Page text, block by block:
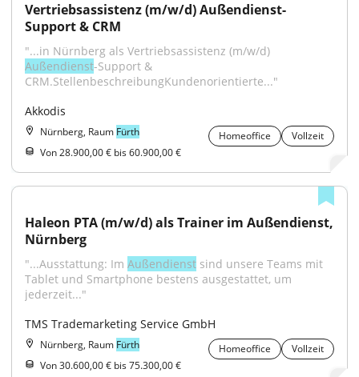
Vertriebsassistenz (m/w/d) Außendienst-
Support & CRM
Außendienst-Support &
CRM.StellenbeschreibungKundenorientierte..."
Akkodis
Nürnberg, Raum Fürth Homeoffice
Vollzeit
Von 28.900,00 € bis 60.900,00 €
Haleon PTA (m/w/d) als Trainer im Außendienst,
Nürnberg
"...Ausstattung: Im Außendienst sind unsere Teams mit
Tablet und Smartphone bestens ausgestattet, um
jederzeit..."
TMS Trademarketing Service GmbH
Nürnberg, Raum Fürth Homeoffice
Vollzeit
Von 30.600,00 € bis 75.300,00 €